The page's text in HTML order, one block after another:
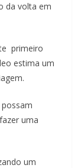
da volta em
primeiro
estima um
uma
um